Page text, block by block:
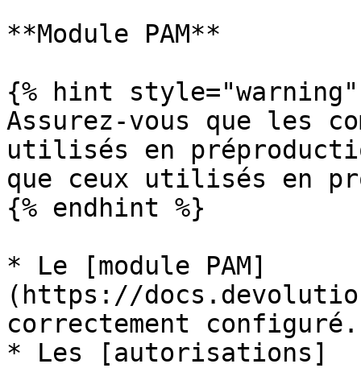
**Module PAM**
{% hint style="warning"
Assurez-vous que les
utilisés en
que ceux utilisés en
{% endhint %}
* Le [module PAM]
(https://
correctement configuré.
* Les [autorisations]